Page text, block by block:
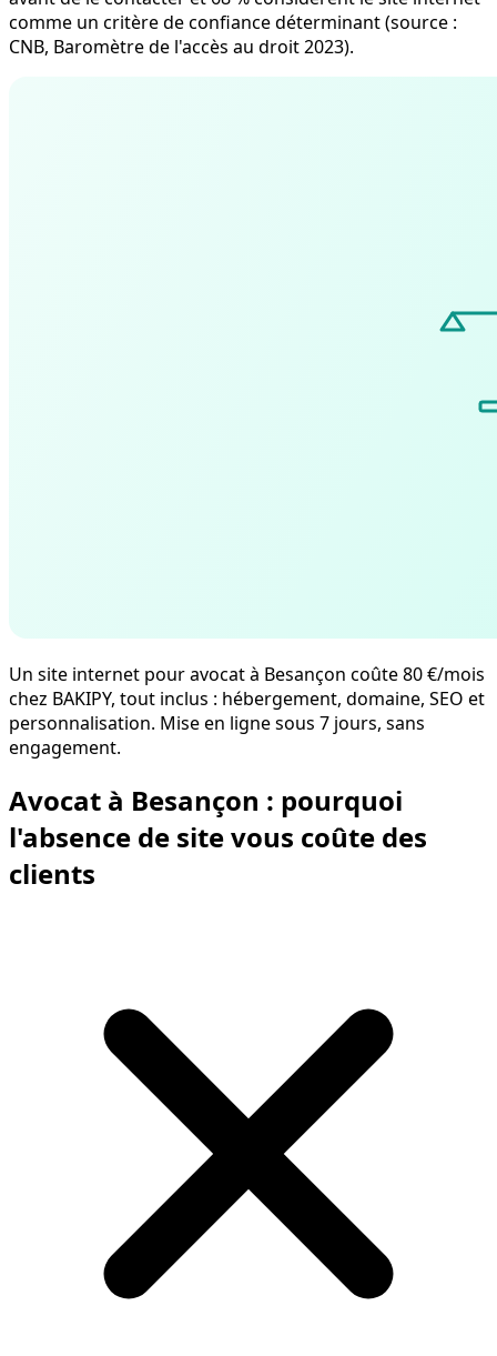
comme un critère de confiance déterminant (source :
CNB, Baromètre de l'accès au droit 2023).
Un site internet pour avocat à Besançon coûte 80 €/mois
chez BAKIPY, tout inclus : hébergement, domaine, SEO et
personnalisation. Mise en ligne sous 7 jours, sans
engagement.
Avocat à Besançon : pourquoi
l'absence de site vous coûte des
clients